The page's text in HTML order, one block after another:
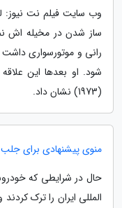
وب سایت فیلم نت نیوز:
ساز شدن در مخیله اش
رانی و موتورسواری
شود. او بعدها این
(1973) نشان داد.
منوی پیشنهادی برای
حال در شرایطی که
المللی ایران را ترک